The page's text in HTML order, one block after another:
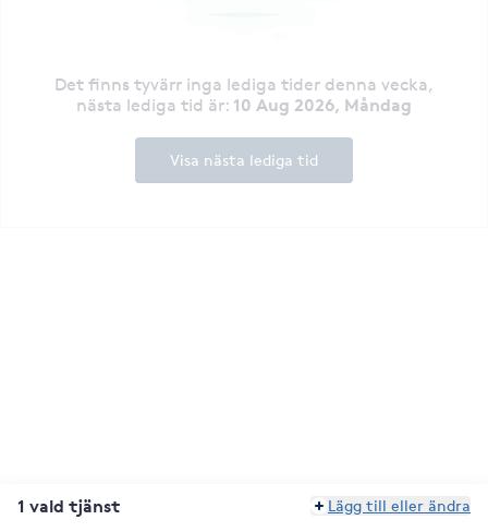
Det finns tyvärr inga lediga tider denna vecka,
nästa lediga tid är: 10 Aug 2026, Måndag
Visa nästa lediga tid
1 vald tjänst Lägg till eller ändra